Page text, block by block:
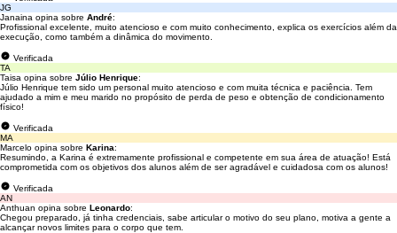
JG
Janaina opina sobre André:
Profissional excelente, muito atencioso e com muito conhecimento, explica os exercícios além da
execução, como também a dinâmica do movimento.
Verificada
TA
Taisa opina sobre Júlio Henrique:
Júlio Henrique tem sido um personal muito atencioso e com muita técnica e paciência. Tem
ajudado a mim e meu marido no propósito de perda de peso e obtenção de condicionamento
físico!
Verificada
MA
Marcelo opina sobre Karina:
Resumindo, a Karina é extremamente profissional e competente em sua área de atuação! Está
comprometida com os objetivos dos alunos além de ser agradável e cuidadosa com os alunos!
Verificada
AN
Anthuan opina sobre Leonardo:
Chegou preparado, já tinha credenciais, sabe articular o motivo do seu plano, motiva a gente a
alcançar novos limites para o corpo que tem.